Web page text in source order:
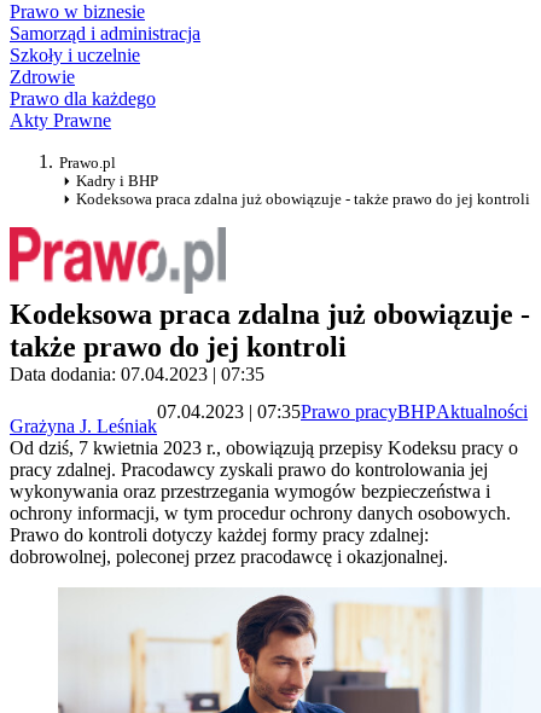
Prawo w biznesie
Samorząd i administracja
Szkoły i uczelnie
Zdrowie
Prawo dla każdego
Akty Prawne
Prawo.pl
Kadry i BHP
Kodeksowa praca zdalna już obowiązuje - także prawo do jej kontroli
Kodeksowa praca zdalna już obowiązuje -
także prawo do jej kontroli
Data dodania: 07.04.2023 | 07:35
Grażyna J. Leśniak
07.04.2023 | 07:35Prawo pracyBHPAktualności
Od dziś, 7 kwietnia 2023 r., obowiązują przepisy Kodeksu pracy o
pracy zdalnej. Pracodawcy zyskali prawo do kontrolowania jej
wykonywania oraz przestrzegania wymogów bezpieczeństwa i
ochrony informacji, w tym procedur ochrony danych osobowych.
Prawo do kontroli dotyczy każdej formy pracy zdalnej:
dobrowolnej, poleconej przez pracodawcę i okazjonalnej.